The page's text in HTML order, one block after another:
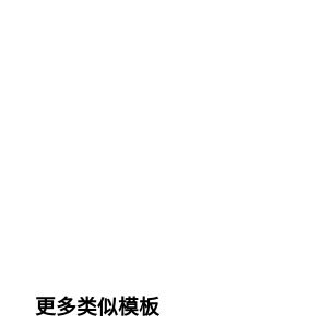
更多类似模板